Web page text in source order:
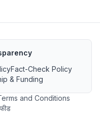
Fact-Check Policy
& Funding
and Conditions